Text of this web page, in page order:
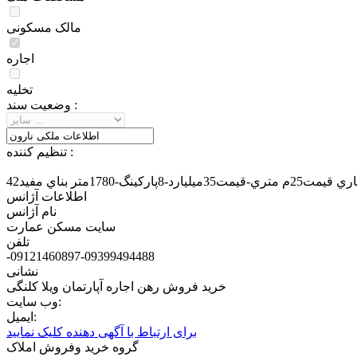
مالک مسکونی
اجاره
تخلیه
وضعيت سند :
تنظيم کننده :
اطلاعات آژانس
نام آژانس
سایت مسکن عمارت
تلفن
-09121460897-09399494488
نشانی
خرید فروش رهن اجاره آپارتمان ویلا کلنگی
وب سایت:
ایمیل:
برای ارتباط با آگهی دهنده کلیک نمایید
گروه خرید وفروش املاک